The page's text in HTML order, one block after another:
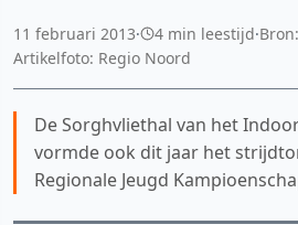
11 februari 2013· 4 min leestijd·
Artikelfoto: Regio Noord
De Sorghvliethal van het
vormde ook dit jaar het
Regionale Jeugd